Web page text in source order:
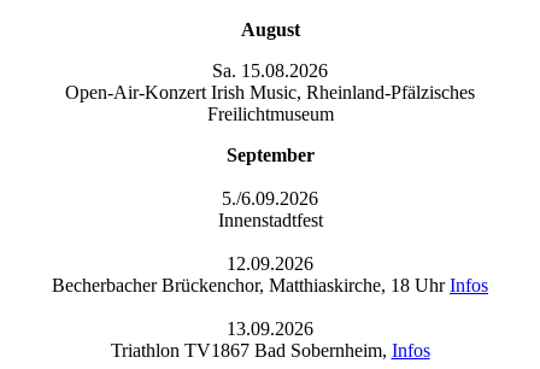
August
Sa. 15.08.2026
Open-Air-Konzert Irish Music, Rheinland-Pfälzisches
Freilichtmuseum
September
5./6.09.2026
Innenstadtfest
12.09.2026
Becherbacher Brückenchor, Matthiaskirche, 18 UhrInfos
13.09.2026
Triathlon TV1867 Bad Sobernheim, Infos